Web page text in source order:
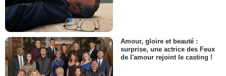
Amour, gloire et beauté :
surprise, une actrice des Feux
de l'amour rejoint le casting !